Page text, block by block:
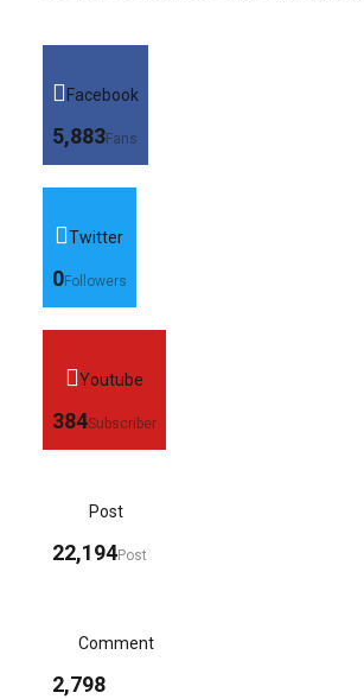
Facebook
5,883Fans
Twitter
0Followers
Youtube
384Subscriber
Post
22,194Post
Comment
2,798